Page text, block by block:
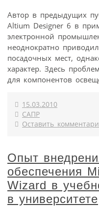
Автор в предыдущих
Altium Designer 6 в
электронной
неоднократно
посадочных мест,
характер. Здесь
для компонентов
15.03.2010
САПР
Оставить
Опыт
обеспечения
Wizard в
в университете